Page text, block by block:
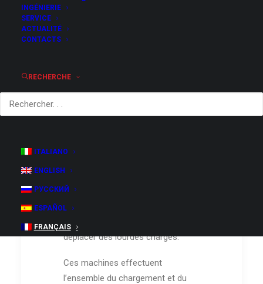
INGÉNIERIE
SERVICE
ACTUALITÉ
CONTACTS
RECHERCHE
ITALIANO
ENGLISH
РУССКИЙ
ESPAÑOL
FRANÇAIS
En relation avec le projet, compte
du type de produit et des
d’encageage et de décageage soit
traditionnels FMT
machines très robustes, conçues
pour travailler dans des
déplacer des lourdes charges.
Ces machines effectuent
l’ensemble du chargement et du